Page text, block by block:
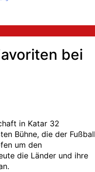
bei
in Katar 32
Bühne, die der
um den
die Länder und ihre